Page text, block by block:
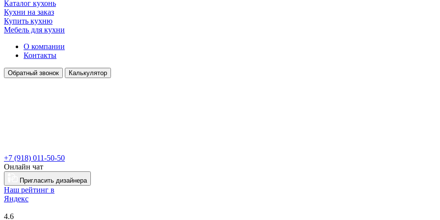
Каталог кухонь
Кухни на заказ
Купить кухню
Мебель для кухни
О компании
Контакты
Обратный звонок Калькулятор
+7 (918) 011-50-50
Онлайн чат
Пригласить дизайнера
Наш рейтинг в
Яндекс
4.6